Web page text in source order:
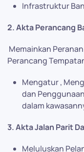
Infrastruktur
2. Akta Perancang
Memainkan
Perancang
Mengatur ,
dan
dalam
3. Akta Jalan Parit
Meluluskan